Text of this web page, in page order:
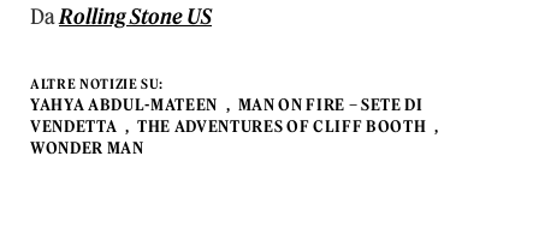
DaRolling Stone US
ALTRE NOTIZIE SU:
YAHYA ABDUL-MATEEN
MAN ON FIRE – SETE DI
VENDETTA
THE ADVENTURES OF CLIFF BOOTH
WONDER MAN